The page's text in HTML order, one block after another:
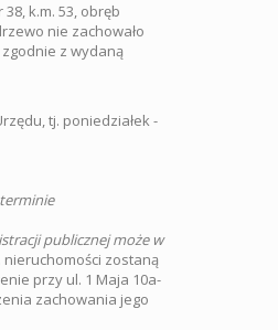
k.m. 53, obręb
nie zachowało
z wydaną
tj. poniedziałek -
publicznej może w
nieruchomości zostaną
przy ul. 1 Maja 10a-
zachowania jego